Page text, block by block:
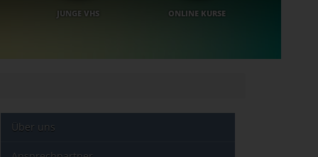
JUNGE VHS ONLINE KURSE
Über uns